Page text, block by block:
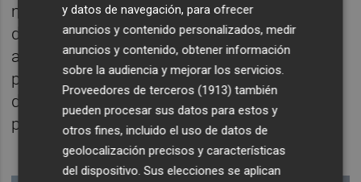
millones. Como dijo el propio Esteban en el
debate sobre la prórroga del estado de
alarma de la semana pasada, la referencia
para el reparto es el artículo 11.4 de la Ley
del Cupo, que no fija ninguna cuantía ni
porcentaje concreto.
y datos de navegación, para ofrecer
anuncios y contenido personalizados, medir
anuncios y contenido, obtener información
sobre la audiencia y mejorar los servicios.
Proveedores de terceros (1913) también
pueden procesar sus datos para estos y
otros fines, incluido el uso de datos de
geolocalización precisos y características
del dispositivo. Sus elecciones se aplican